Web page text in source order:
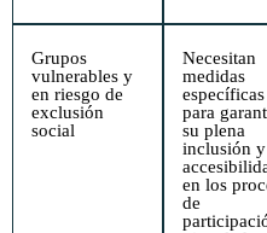
Grupos
vulnerables y
en riesgo de
exclusión
social
Necesitan
medidas
específicas
para
su plena
inclusión y
en los
de